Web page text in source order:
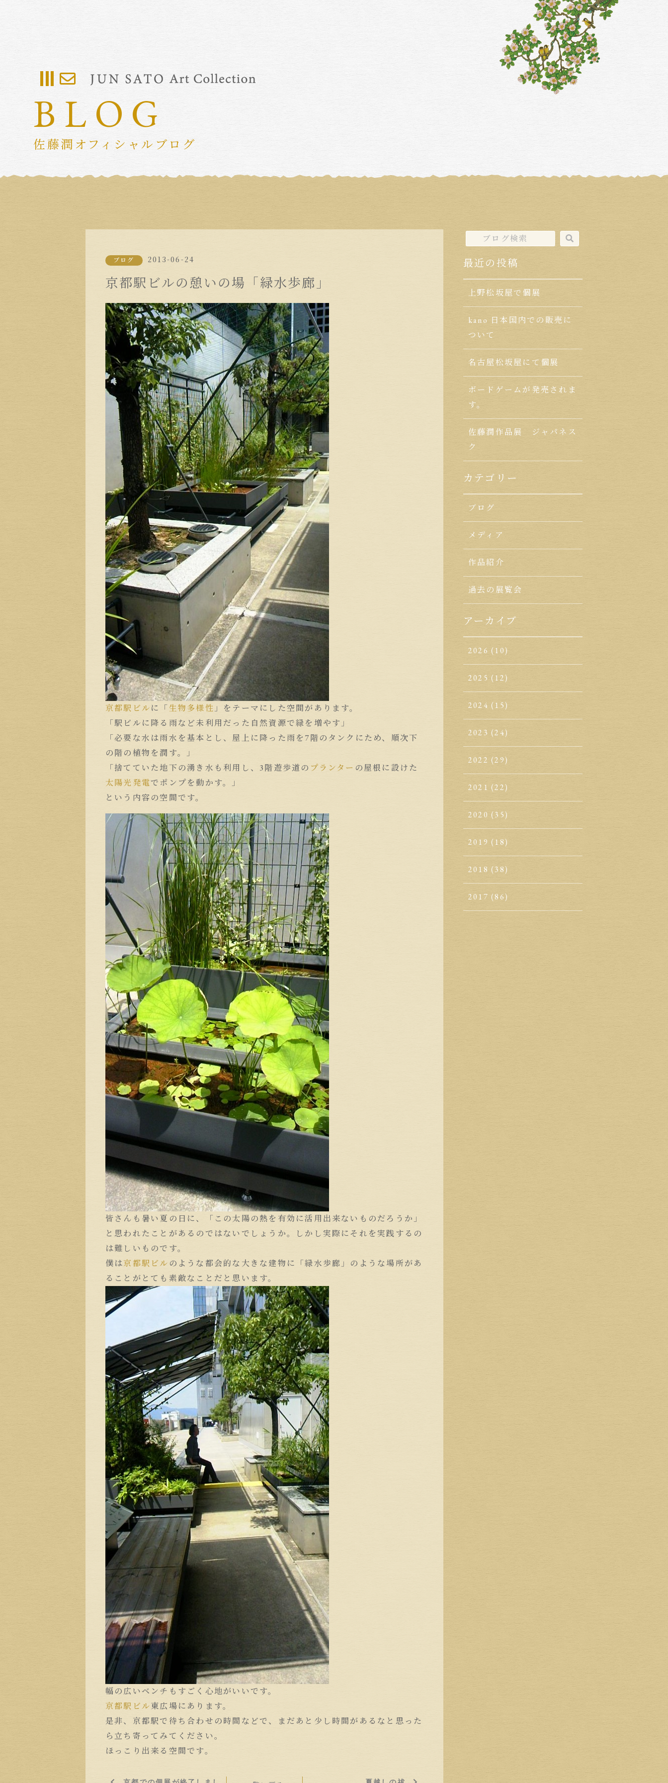
BLOG
佐藤潤オフィシャルブログ
ブログ 2013-06-24
京都駅ビルの憩いの場「緑水歩廊」
京都駅ビルに「生物多様性 」をテーマにした空間があります。
「駅ビルに降る雨など未利用だった自然資源で緑を増やす」
「必要な水は雨水を基本とし、屋上に降った雨を7階のタンクにため、順次下
の階の植物を潤す。」
「捨てていた地下の湧き水も利用し、3階遊歩道の プランター の屋根に設けた
太陽光発電でポンプを動かす。」
という内容の空間です。
皆さんも暑い夏の日に、「この太陽の熱を有効に活用出来ないものだろうか」
と思われたことがあるのではないでしょうか。しかし実際にそれを実践するの
は難しいものです。
僕は京都駅ビル のような都会的な大きな建物に「緑水歩廊」のような場所があ
ることがとても素敵なことだと思います。
幅の広いベンチもすごく心地がいいです。
京都駅ビル東広場にあります。
是非、京都駅で待ち合わせの時間などで、まだあと少し時間があるなと思った
ら立ち寄ってみてください。
ほっこり出来る空間です。
最近の投稿
上野松坂屋で個展
kano 日本国内での販売に
ついて
名古屋松坂屋にて個展
ボードゲームが発売されま
す。
佐藤潤作品展 ジャパネス
ク
カテゴリー
ブログ
メディア
作品紹介
過去の展覧会
アーカイブ
2026 (10)
2025 (12)
2024 (15)
2023 (24)
2022 (29)
2021 (22)
2020 (35)
2019 (18)
2018 (38)
2017 (86)